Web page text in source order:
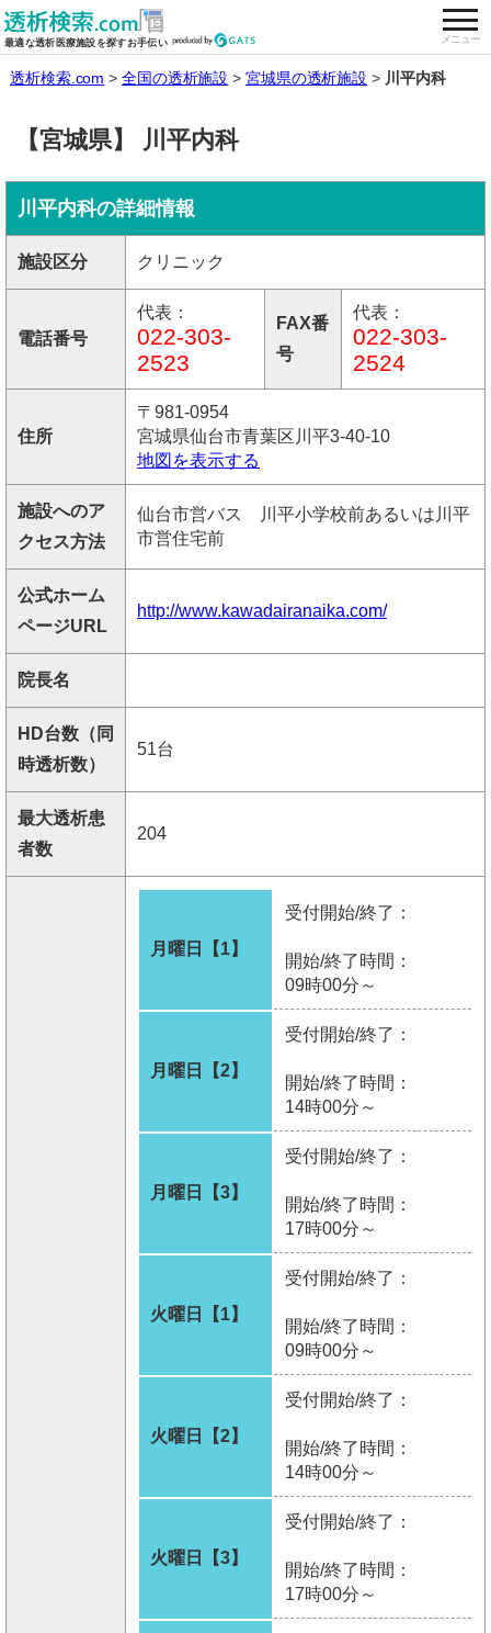
最適な透析医療施設を探すお手伝い メニュー
全国の透析施設を検索する
透析検索.com 全国の透析施設 宮城県の透析施設 川平内科
【宮城県】 川平内科
川平内科の詳細情報
施設区分 クリニック
電話番号
代表：
022-303-
2523
FAX番
号
代表：
022-303-
2524
住所
〒981-0954
宮城県仙台市青葉区川平3-40-10
地図を表示する
施設へのア
クセス方法
仙台市営バス 川平小学校前あるいは川平
市営住宅前
公式ホーム
ページURL
http://www.kawadairanaika.com/
院長名
HD台数（同
時透析数）
51台
最大透析患
者数
204
月曜日【1】
受付開始/終了：
開始/終了時間：
09時00分～
月曜日【2】
受付開始/終了：
開始/終了時間：
14時00分～
月曜日【3】
受付開始/終了：
開始/終了時間：
17時00分～
火曜日【1】
受付開始/終了：
開始/終了時間：
09時00分～
火曜日【2】
受付開始/終了：
開始/終了時間：
14時00分～
火曜日【3】
受付開始/終了：
開始/終了時間：
17時00分～